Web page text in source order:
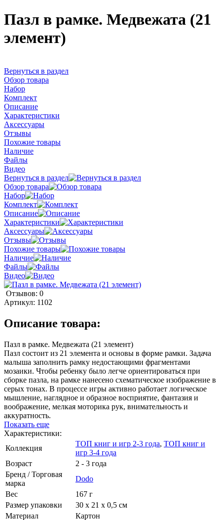
Пазл в рамке. Медвежата (21
элемент)
Вернуться в раздел
Обзор товара
Набор
Комплект
Описание
Характеристики
Аксессуары
Отзывы
Похожие товары
Наличие
Файлы
Видео
Вернуться в раздел
Обзор товара
Набор
Комплект
Описание
Характеристики
Аксессуары
Отзывы
Похожие товары
Наличие
Файлы
Видео
Отзывов: 0
Артикул: 1102
Описание товара:
Пазл в рамке. Медвежата (21 элемент)
Пазл состоит из 21 элемента и основы в форме рамки. Задача
малыша заполнить рамку недостающими фрагментами
мозаики. Чтобы ребенку было легче ориентироваться при
сборке пазла, на рамке нанесено схематическое изображение в
серых тонах. В процессе игры активно работает логическое
мышление, наглядное и образное восприятие, фантазия и
воображение, мелкая моторика рук, внимательность и
аккуратность.
Показать еще
Характеристики:
Коллекция
ТОП книг и игр 2-3 года, ТОП книг и
игр 3-4 года
Возраст
2 - 3 года
Бренд / Торговая
марка
Dodo
Вес
167 г
Размер упаковки
30 х 21 х 0,5 см
Материал
Картон